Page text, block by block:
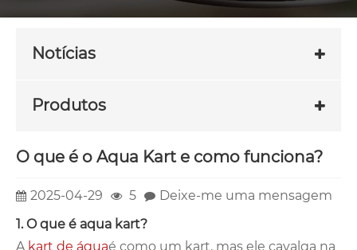
Notícias
Produtos
O que é o Aqua Kart e como funciona?
2025-04-29 5
Deixe-me uma mensagem
1. O que é aqua kart?
A kart de águaé como um kart, mas ele cavalga na